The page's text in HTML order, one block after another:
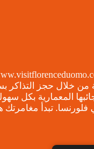
من خلال حجز التذاكر
المعمارية بكل
تبدأ مغامرتك